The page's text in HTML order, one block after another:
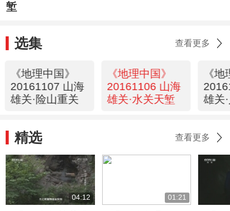
堑
选集 查看更多
《地理中国》
20161107 山海
雄关·险山重关
《地理中国》
20161106 山海
雄关·水关天堑
《
雄关
精选 查看更多
04:12 01:21